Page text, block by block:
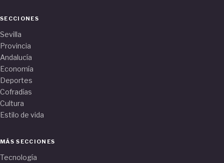
SECCIONES
Sevilla
Provincia
Andalucía
Economía
Deportes
Cofradías
Cultura
Estilo de vida
MÁS SECCIONES
Tecnología